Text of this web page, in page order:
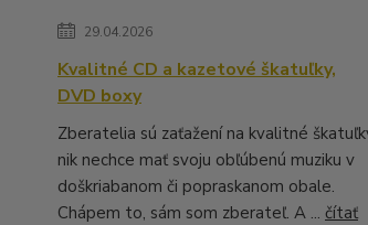
29.04.2026
Kvalitné CD a kazetové škatuľky,
DVD boxy
Zberatelia sú zaťažení na kvalitné
nik nechce mať svoju obľúbenú muziku v
doškriabanom či popraskanom obale.
Chápem to, sám som zberateľ. A ... čítať